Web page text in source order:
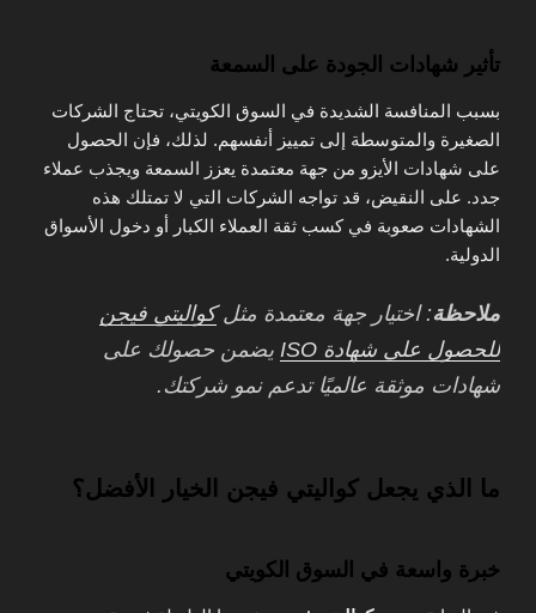
تأثير شهادات الجودة على السمعة
بسبب المنافسة الشديدة في السوق الكويتي، تحتاج الشركات
الصغيرة والمتوسطة إلى تمييز أنفسهم. لذلك، فإن الحصول
على شهادات الأيزو من جهة معتمدة يعزز السمعة ويجذب عملاء
جدد. على النقيض، قد تواجه الشركات التي لا تمتلك هذه
الشهادات صعوبة في كسب ثقة العملاء الكبار أو دخول الأسواق
الدولية.
ملاحظة: اختيار جهة معتمدة مثلكواليتي فيجن
للحصول على شهادة ISO
يضمن حصولك على
شهادات موثقة عالميًا تدعم نمو شركتك.
ما الذي يجعل كواليتي فيجن الخيار الأفضل؟
خبرة واسعة في السوق الكويتي